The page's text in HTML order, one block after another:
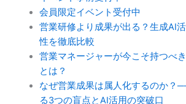
会員限定イベント受付中
営業研修より成果が出る？生成AI
性を徹底比較
営業マネージャーが今こそ持つべ
とは？
なぜ営業成果は属人化するのか？
る3つの盲点とAI活用の突破口